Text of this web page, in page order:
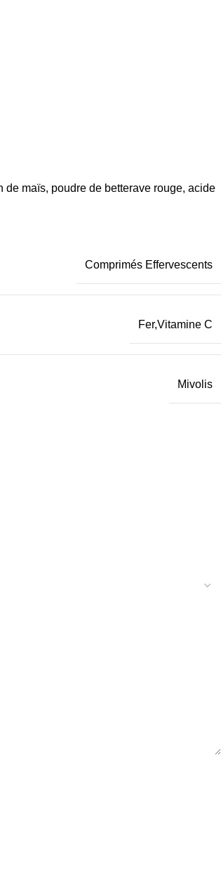
de maïs, poudre de betterave rouge, acide
Comprimés Effervescents
Fer,Vitamine C
Mivolis